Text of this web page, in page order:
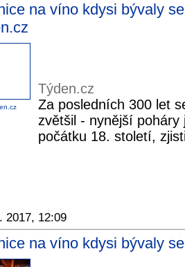
na víno kdysi bývaly
Týden.cz
Za posledních 300 let
zvětšil - nynější
počátku 18. století,
2017, 12:09
na víno kdysi bývaly